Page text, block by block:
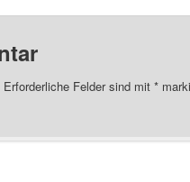
Erforderliche Felder sind mit *